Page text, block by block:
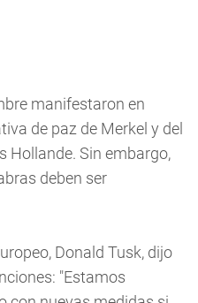
manifestaron en
de paz de Merkel y del
Hollande. Sin embargo,
deben ser
Donald Tusk, dijo
"Estamos